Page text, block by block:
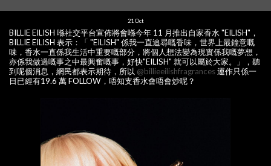
21 Oct
BILLIE EILISH 喺社交平台宣佈將會喺今年 11 月推出自家香水 "EILISH"，
BILLIE EILISH 表示：「 "EILISH" 係我一直追尋嘅香味，世界上最鐘意嘅
味，香水一直係我生活中重要嘅部分，將個人想法變為現實係我嘅夢想，
亦係我做過嘅事之中最興奮嘅事，好快"EILISH" 就可以屬於大家。」，聽
到呢個消息，網民都表示期待，所以 @billieeilishfragrances運作只係一
日已經有19.6 萬 FOLLOW，唔知支香水會唔會炒呢？